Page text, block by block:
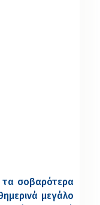
τα σοβαρότερα
μεγάλο